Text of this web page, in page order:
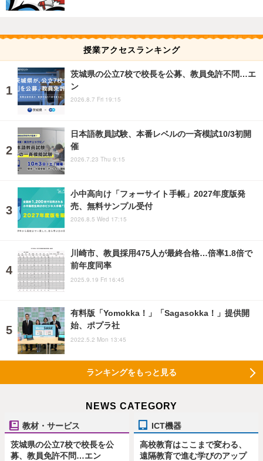
授業アクセスランキング
茨城県の公立7校で校長を公募、教員免許不問…エ
ン
2026.8.7 Fri 19:15
日本語教員試験、本番レベルの一斉模試10/3初開
催
2026.7.23 Thu 9:15
小中高向け「フォーサイト手帳」2027年度版発
売、無料サンプル受付
2026.8.5 Wed 17:15
川崎市、教員採用475人が最終合格…倍率1.8倍で
前年度同率
2025.9.19 Fri 16:45
有料版「Yomokka！」「Sagasokka！」提供開
始、ポプラ社
2022.5.2 Mon 13:45
ランキングをもっと見る
NEWS CATEGORY
教材・サービス
茨城県の公立7校で校長を公
募、教員免許不問…エン
ICT機器
高校教育はここまで変わる、
遠隔教育で進む学びのアップ